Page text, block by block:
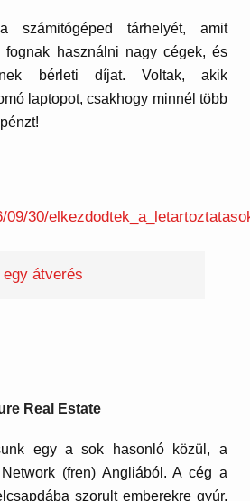
számitógéped tárhelyét, amit
fognak használni nagy cégek, és
bérleti díjat. Voltak, akik
laptopot, csakhogy minnél több
09/30/
átverés
Real Estate
egy a sok hasonló közül, a
(fren) Angliából. A cég a
szorult emberekre gyúr,